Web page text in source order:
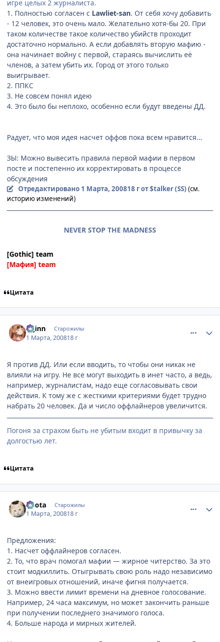
игре целых 2 журналиста.
1. Полностью согласен с Lawliet-san. От себя хочу добавить
- 12 человек, это очень мало. Желательно хотя-бы 20. При
таком количестве такое количество убийств проходит
достаточно нормально. А если добавлять вторую мафию -
она начинает войну с первой, стараясь вычислить её
членов, а затем убить их. Город от этого только
выигрывает.
2. ППКС
3. Не совсем понял идею
4. Это было бы неплохо, особенно если будут введены ДД.
Радует, что моя идея насчет оффов пока всем нравится...
ЗЫ: Можно вывесить правила первой мафии в первом
посте и постепенно их корректировать в процессе
обсуждения
Отредактировано 1 Марта, 200818 гот $talker (SS) (см.
историю изменений)
NEVER STOP THE MADNESS
[Gothic] team
[Мафия] team
Цитата
u-jinn Старожилы
1 Марта, 200818 г
Я против ДД. Или если вводить, то чтобы они никак не
влияли на игру. Не все могут выходить в инет часто, а ведь,
например, журналистам, надо еще согласовывать свои
действия. К тому же с жесткими критериями будет трудно
набрать 20 человек. Да и число оффлайнеров увеличится.
Погоня за страхом быть не убитым входит в привычку за
долгостью лет.
Цитата
Kuota Старожилы
1 Марта, 200818 г
Предложения:
1. Насчет оффлайнеров согласен.
2. То, что врач помогал мафии — жирное читерство. За это
стоит модкиллить. Отыгрывать свою роль надо независимо
от внеигровых отношений, иначе фигня получается.
3. Можно ввести лимит времени на дневное голосование.
Например, 24 часа максимум, но может закончить раньше
при получении последнего значимого голоса.
4. Больше народа и мирных жителей.